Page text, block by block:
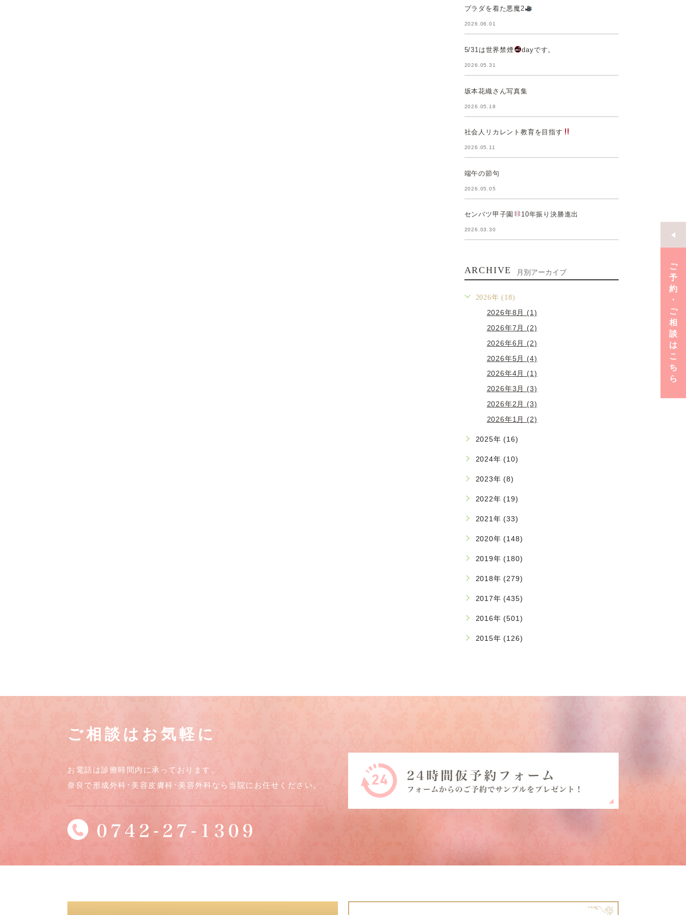
ご
予
約
･
ご
相
談
は
こ
ち
ら
プラダを着た悪魔2
2026.06.01
5/31は世界禁煙 dayです。
2026.05.31
坂本花織さん写真集
2026.05.18
社会人リカレント教育を目指す
2026.05.11
端午の節句
2026.05.05
センバツ甲子園 10年振り決勝進出
2026.03.30
ARCHIVE 月別アーカイブ
2026年 (18)
2026年8月 (1)
2026年7月 (2)
2026年6月 (2)
2026年5月 (4)
2026年4月 (1)
2026年3月 (3)
2026年2月 (3)
2026年1月 (2)
2025年 (16)
2024年 (10)
2023年 (8)
2022年 (19)
2021年 (33)
2020年 (148)
2019年 (180)
2018年 (279)
2017年 (435)
2016年 (501)
2015年 (126)
ご相談はお気軽に
お電話は診療時間内に承っております。
奈良で形成外科･美容皮膚科･美容外科なら当院にお任せください。